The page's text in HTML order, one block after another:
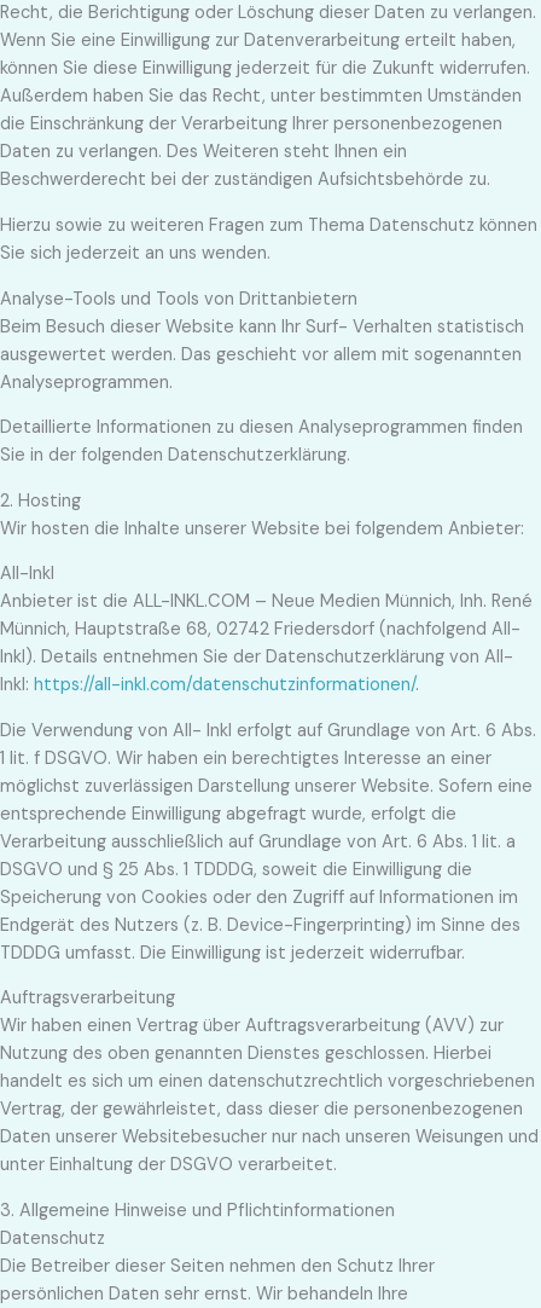
Recht, die Berichtigung oder Löschung dieser Daten zu verlangen.
Wenn Sie eine Einwilligung zur Datenverarbeitung erteilt haben,
können Sie diese Einwilligung jederzeit für die Zukunft widerrufen.
Außerdem haben Sie das Recht, unter bestimmten Umständen
die Einschränkung der Verarbeitung Ihrer personenbezogenen
Daten zu verlangen. Des Weiteren steht Ihnen ein
Beschwerderecht bei der zuständigen Aufsichtsbehörde zu.
Hierzu sowie zu weiteren Fragen zum Thema Datenschutz können
Sie sich jederzeit an uns wenden.
Analyse-Tools und Tools von Dritt­anbietern
Beim Besuch dieser Website kann Ihr Surf- Verhalten statistisch
ausgewertet werden. Das geschieht vor allem mit sogenannten
Analyseprogrammen.
Detaillierte Informationen zu diesen Analyseprogrammen finden
Sie in der folgenden Datenschutzerklärung.
2. Hosting
Wir hosten die Inhalte unserer Website bei folgendem Anbieter:
All-Inkl
Anbieter ist die ALL-INKL.COM – Neue Medien Münnich, Inh. René
Münnich, Hauptstraße 68, 02742 Friedersdorf (nachfolgend All-
Inkl). Details entnehmen Sie der Datenschutzerklärung von All-
Inkl: https://all-inkl.com/datenschutzinformationen/.
Die Verwendung von All- Inkl erfolgt auf Grundlage von Art. 6 Abs.
1 lit. f DSGVO. Wir haben ein berechtigtes Interesse an einer
möglichst zuverlässigen Darstellung unserer Website. Sofern eine
entsprechende Einwilligung abgefragt wurde, erfolgt die
Verarbeitung ausschließlich auf Grundlage von Art. 6 Abs. 1 lit. a
DSGVO und § 25 Abs. 1 TDDDG, soweit die Einwilligung die
Speicherung von Cookies oder den Zugriff auf Informationen im
Endgerät des Nutzers (z. B. Device-Fingerprinting) im Sinne des
TDDDG umfasst. Die Einwilligung ist jederzeit widerrufbar.
Auftragsverarbeitung
Wir haben einen Vertrag über Auftragsverarbeitung (AVV) zur
Nutzung des oben genannten Dienstes geschlossen. Hierbei
handelt es sich um einen datenschutzrechtlich vorgeschriebenen
Vertrag, der gewährleistet, dass dieser die personenbezogenen
Daten unserer Websitebesucher nur nach unseren Weisungen und
unter Einhaltung der DSGVO verarbeitet.
3. Allgemeine Hinweise und Pflicht­informationen
Datenschutz
Die Betreiber dieser Seiten nehmen den Schutz Ihrer
persönlichen Daten sehr ernst. Wir behandeln Ihre